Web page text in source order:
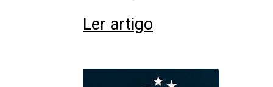
Ler artigo